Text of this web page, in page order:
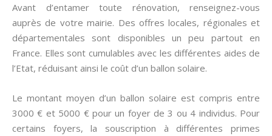
Avant d’entamer toute rénovation, renseignez-vous
auprès de votre mairie. Des offres locales, régionales et
départementales sont disponibles un peu partout en
France. Elles sont cumulables avec les différentes aides de
l’Etat, réduisant ainsi le coût d’un ballon solaire.
Le montant moyen d’un ballon solaire est compris entre
3000 € et 5000 € pour un foyer de 3 ou 4 individus. Pour
certains foyers, la souscription à différentes primes